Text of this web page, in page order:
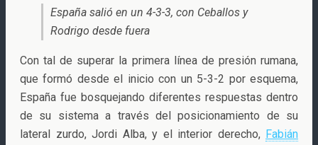
España salió en un 4-3-3, con Ceballos y
Rodrigo desde fuera
Con tal de superar la primera línea de presión rumana,
que formó desde el inicio con un 5-3-2 por esquema,
España fue bosquejando diferentes respuestas dentro
de su sistema a través del posicionamiento de su
lateral zurdo, Jordi Alba, y el interior derecho, Fabián